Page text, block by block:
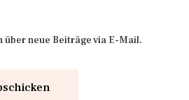
neue Beiträge via E-Mail.